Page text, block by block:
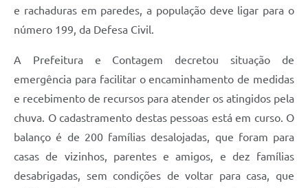
e rachaduras em paredes, a população deve ligar para o
número 199, da Defesa Civil.
A Prefeitura e Contagem decretou situação de
emergência para facilitar o encaminhamento de medidas
e recebimento de recursos para atender os atingidos pela
chuva. O cadastramento destas pessoas está em curso. O
balanço é de 200 famílias desalojadas, que foram para
casas de vizinhos, parentes e amigos, e dez famílias
desabrigadas, sem condições de voltar para casa, que